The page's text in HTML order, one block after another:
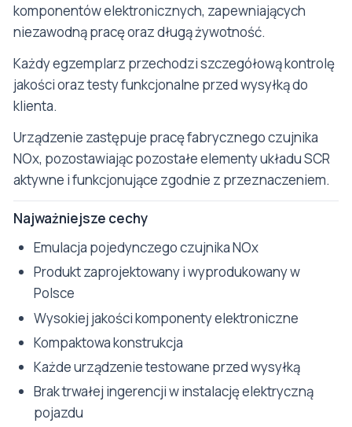
komponentów elektronicznych, zapewniających
niezawodną pracę oraz długą żywotność.
Każdy egzemplarz przechodzi szczegółową kontrolę
jakości oraz testy funkcjonalne przed wysyłką do
klienta.
Urządzenie zastępuje pracę fabrycznego czujnika
NOx, pozostawiając pozostałe elementy układu SCR
aktywne i funkcjonujące zgodnie z przeznaczeniem.
Najważniejsze cechy
Emulacja pojedynczego czujnika NOx
Produkt zaprojektowany i wyprodukowany w
Polsce
Wysokiej jakości komponenty elektroniczne
Kompaktowa konstrukcja
Każde urządzenie testowane przed wysyłką
Brak trwałej ingerencji w instalację elektryczną
pojazdu